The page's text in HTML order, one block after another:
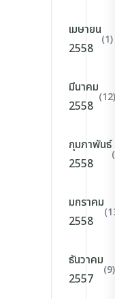
เมษายน
2558
(1)
มีนาคม
2558
(12)
กุมภาพันธ์
2558
มกราคม
2558
ธันวาคม
2557
(9)